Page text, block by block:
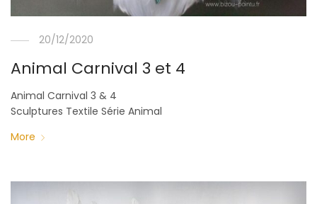
20/12/2020
Animal Carnival 3 et 4
Animal Carnival 3 & 4
Sculptures Textile Série Animal
More